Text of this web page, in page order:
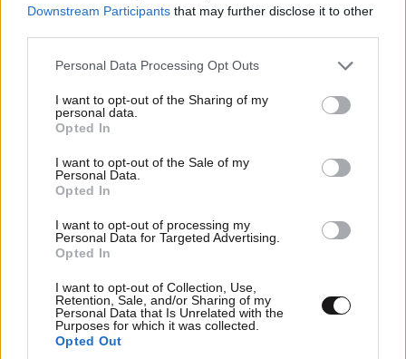
Downstream Participants that may further disclose it to other
Please note that this website/app uses one or more Google
not limited to your visit or usage behaviour. You may click to
grant or deny consent to Google and its third-party tags to
use your data for below specified purposes in below Google
consent section.
Personal Data Processing Opt Outs
I want to opt-out of the Sharing of my
personal data.
Opted In
I want to opt-out of the Sale of my
Personal Data.
Opted In
I want to opt-out of processing my
Personal Data for Targeted Advertising.
Opted In
I want to opt-out of Collection, Use,
Retention, Sale, and/or Sharing of my
Personal Data that Is Unrelated with the
Purposes for which it was collected.
Opted Out
Κόψατε βούτυρο και κρέας, αλλά η χοληστερίνη
δεν πέφτει – Το κοινό λάθος σύμφωνα με
διατροφολόγους